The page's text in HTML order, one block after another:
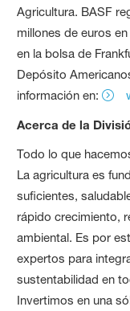
Agricultura. BASF
millones de euros
en la bolsa de
Depósito
información en:
Acerca de la
Todo lo que
La agricultura es
suficientes,
rápido crecimiento,
ambiental. Es por
expertos para
sustentabilidad en
Invertimos en una